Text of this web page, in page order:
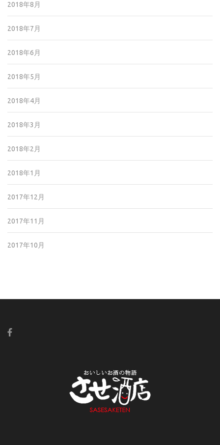
2018年8月
2018年7月
2018年6月
2018年5月
2018年4月
2018年3月
2018年2月
2018年1月
2017年12月
2017年11月
2017年10月